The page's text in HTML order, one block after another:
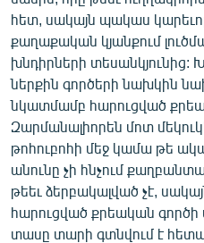
ՏԱՐԱԾԱՇՐՋԱՆ
ՄԻՋԱԶԳԱՅԻՆ
ՄՇԱԿՈՒՅԹ
ՍՊՈՐՏ
ՄԵԿՆԱԲԱՆՈՒԹՅՈՒՆ
ՏՏ ԵՒ ԻՆՏԵՐՆԵՏ
ԿՈՐՈՆԱՎԻՐՈՒՍ
հետ, սակայն պակաս
քաղաքական կյանքում
խնդիրների տեսանկյունից:
ներքին գործերի նախկին
նկատմամբ հարուցված
Զարմանալիորեն մոտ
թոհուբոհի մեջ կամա թե
անունը չի հնչում
թեեւ ձերբակալված չէ,
հարուցված քրեական
տասը տարի գտնվում է